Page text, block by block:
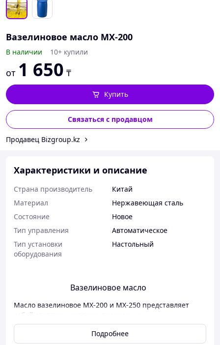
Вазелиновое масло МХ-200
В наличии 10+ купили
от 1 650 ₸
Купить
Связаться с продавцом
Продавец Bizgroup.kz
Характеристики и описание
Страна производитель
Китай
Материал
Нержавеющая сталь
Состояние
Новое
Тип управления
Автоматическое
Тип установки
оборудования
Настольный
Вазелиновое масло
Масло вазелиновое МХ-200 и МХ-250 представляет
собой светлую масляную прозрацную
нефлуоресцирующую жидкость без запаха.
Вазелиновое масло МХ-200 и МХ-250 используется в
Подробнее